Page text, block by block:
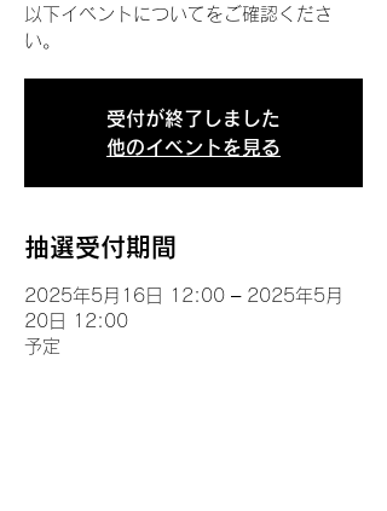
以下イベントについてをご確認くださ
い。
受付が終了しました
他のイベントを見る
抽選受付期間
2025年5月16日 12:00 – 2025年5月
20日 12:00
予定